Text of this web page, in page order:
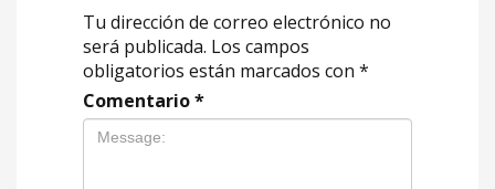
Tu dirección de correo electrónico no
será publicada. Los campos
obligatorios están marcados con *
Comentario*